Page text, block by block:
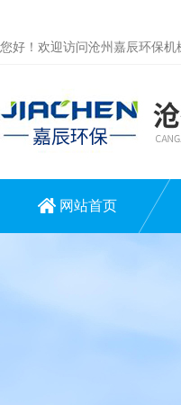
您好！欢迎访问沧州嘉辰环保机
网站首页